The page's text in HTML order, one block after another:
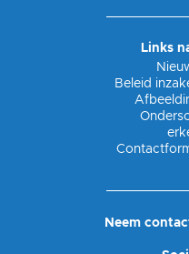
Links
Beleid
Neem